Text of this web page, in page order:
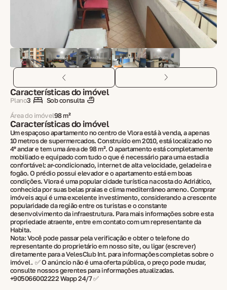
Características do imóvel
Plano3
Sob consulta
Área do imóvel98 m²
Características do imóvel
Um espaçoso apartamento no centro de Vlora está à venda, a apenas
10 metros de supermercados. Construído em 2010, está localizado no
4º andar e tem uma área de 98 m². O apartamento está completamente
mobiliado e equipado com tudo o que é necessário para uma estadia
confortável: ar-condicionado, internet de alta velocidade, geladeira e
fogão. O prédio possui elevador e o apartamento está em boas
condições. Vlora é uma popular cidade turística na costa do Adriático,
conhecida por suas belas praias e clima mediterrâneo ameno. Comprar
imóveis aqui é uma excelente investimento, considerando a crescente
popularidade da região entre os turistas e o constante
desenvolvimento da infraestrutura. Para mais informações sobre esta
propriedade atraente, entre em contato com um representante da
Habita.
Nota: Você pode passar pela verificação e obter o telefone do
representante do proprietário em nosso site, ou ligar (escrever)
diretamente para a VelesClub Int. para informações completas sobre o
imóvel. ✅ O anúncio não é uma oferta pública, o preço pode mudar,
consulte nossos gerentes para informações atualizadas.
+905066002222 Wapp 24/7 ✅